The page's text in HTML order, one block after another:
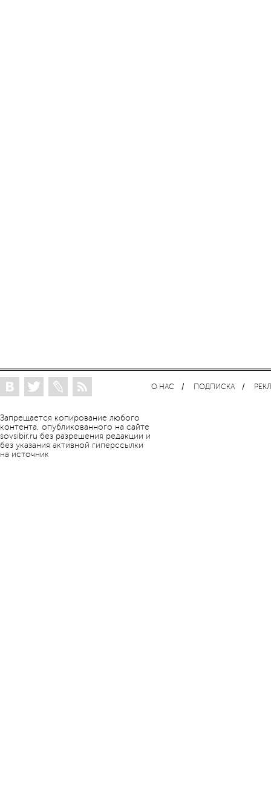
Запрещается копирование любого
контента, опубликованного на сайте
sovsibir.ru без разрешения редакции и
без указания активной гиперссылки
на источник
О НАС ПОДПИСКА